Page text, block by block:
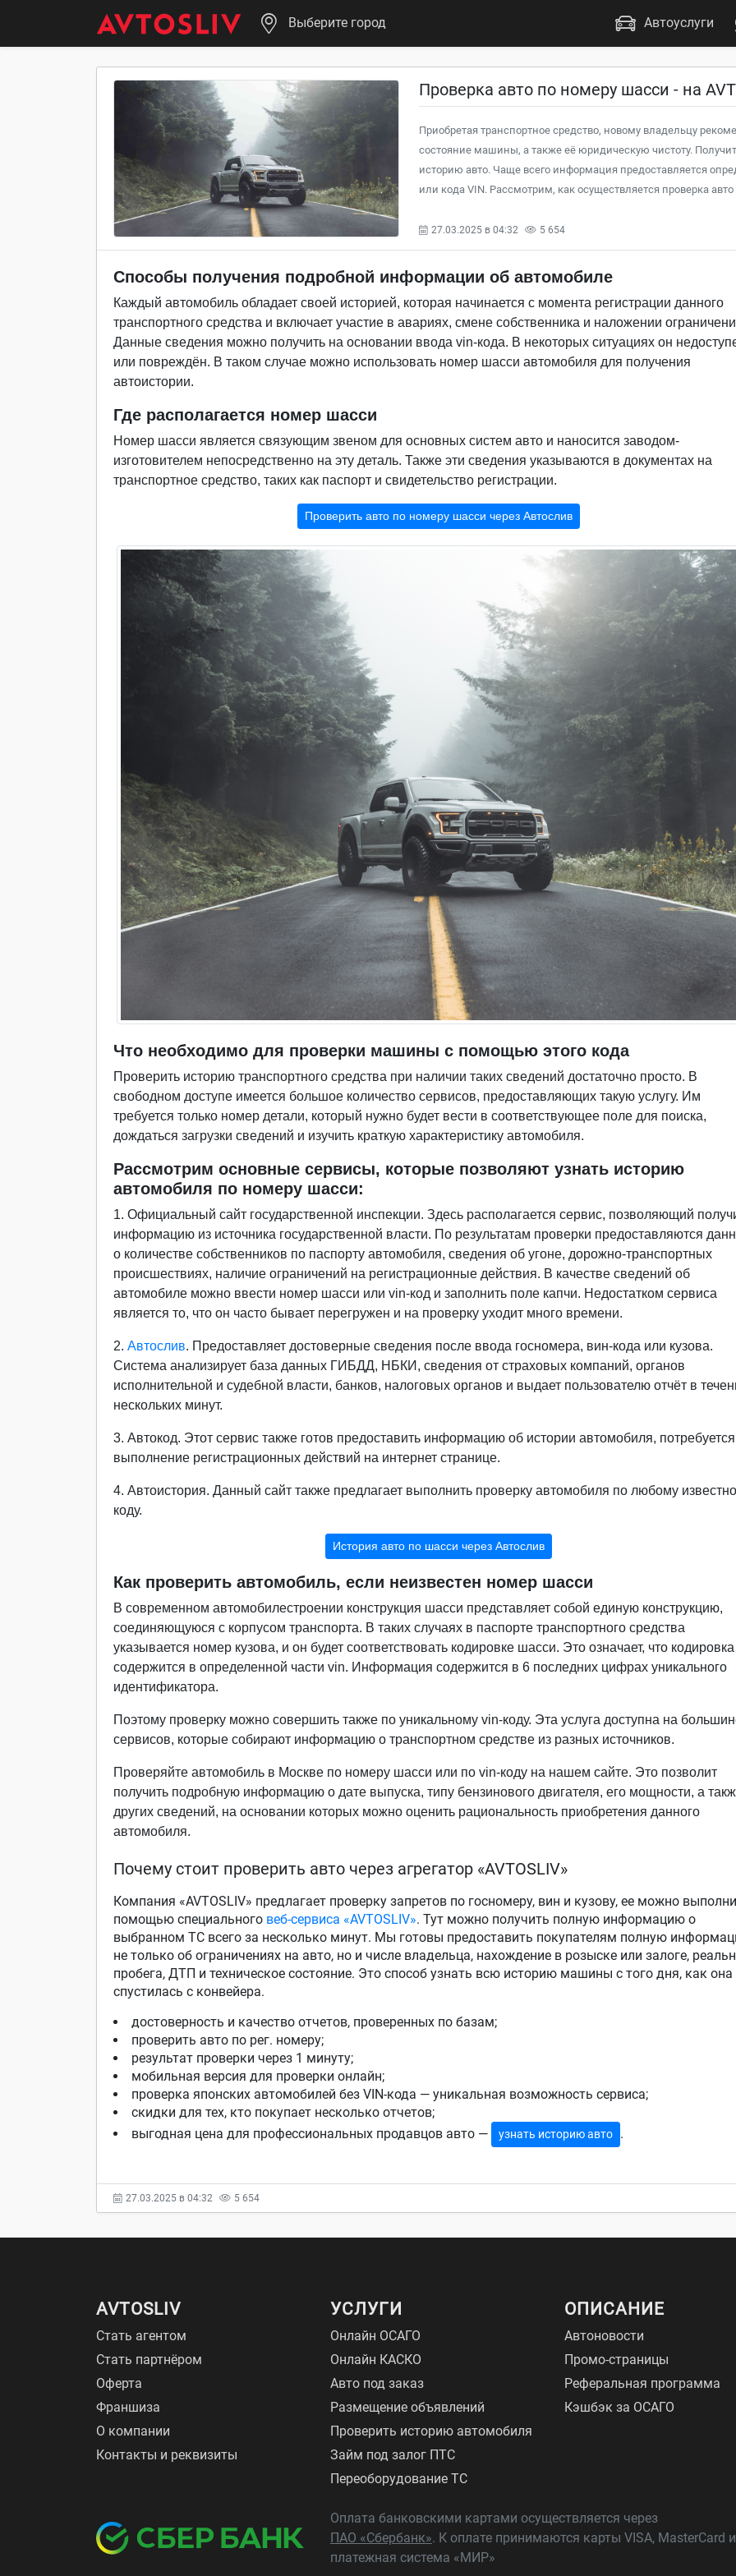
Выберите город Автоуслуги
Проверка авто по номеру шасси - на
Приобретая транспортное средство, новому владельцу
состояние машины, а также её юридическую чистоту.
историю авто. Чаще всего информация предоставляется
или кода VIN. Рассмотрим, как осуществляется проверка
27.03.2025 в 04:32 5 654
Способы получения подробной информации об автомобиле
Каждый автомобиль обладает своей историей, которая начинается с момента регистрации данного
транспортного средства и включает участие в авариях, смене собственника и наложении
Данные сведения можно получить на основании ввода vin-кода. В некоторых ситуациях он
или повреждён. В таком случае можно использовать номер шасси автомобиля для получения
автоистории.
Где располагается номер шасси
Номер шасси является связующим звеном для основных систем авто и наносится заводом-
изготовителем непосредственно на эту деталь. Также эти сведения указываются в документах на
транспортное средство, таких как паспорт и свидетельство регистрации.
Проверить авто по номеру шасси через Автослив
Что необходимо для проверки машины с помощью этого кода
Проверить историю транспортного средства при наличии таких сведений достаточно просто. В
свободном доступе имеется большое количество сервисов, предоставляющих такую услугу. Им
требуется только номер детали, который нужно будет вести в соответствующее поле для поиска,
дождаться загрузки сведений и изучить краткую характеристику автомобиля.
Рассмотрим основные сервисы, которые позволяют узнать историю
автомобиля по номеру шасси:
1. Официальный сайт государственной инспекции. Здесь располагается сервис, позволяющий
информацию из источника государственной власти. По результатам проверки предоставляются
о количестве собственников по паспорту автомобиля, сведения об угоне, дорожно-транспортных
происшествиях, наличие ограничений на регистрационные действия. В качестве сведений об
автомобиле можно ввести номер шасси или vin-код и заполнить поле капчи. Недостатком сервиса
является то, что он часто бывает перегружен и на проверку уходит много времени.
2. Автослив. Предоставляет достоверные сведения после ввода госномера, вин-кода или кузова.
Система анализирует база данных ГИБДД, НБКИ, сведения от страховых компаний, органов
исполнительной и судебной власти, банков, налоговых органов и выдает пользователю отчёт в
нескольких минут.
3. Автокод. Этот сервис также готов предоставить информацию об истории автомобиля, потребуется
выполнение регистрационных действий на интернет странице.
4. Автоистория. Данный сайт также предлагает выполнить проверку автомобиля по любому
коду.
История авто по шасси через Автослив
Как проверить автомобиль, если неизвестен номер шасси
В современном автомобилестроении конструкция шасси представляет собой единую конструкцию,
соединяющуюся с корпусом транспорта. В таких случаях в паспорте транспортного средства
указывается номер кузова, и он будет соответствовать кодировке шасси. Это означает, что кодировка
содержится в определенной части vin. Информация содержится в 6 последних цифрах уникального
идентификатора.
Поэтому проверку можно совершить также по уникальному vin-коду. Эта услуга доступна на
сервисов, которые собирают информацию о транспортном средстве из разных источников.
Проверяйте автомобиль в Москве по номеру шасси или по vin-коду на нашем сайте. Это позволит
получить подробную информацию о дате выпуска, типу бензинового двигателя, его мощности, а
других сведений, на основании которых можно оценить рациональность приобретения данного
автомобиля.
Почему стоит проверить авто через агрегатор «AVTOSLIV»
Компания «AVTOSLIV» предлагает проверку запретов по госномеру, вин и кузову, ее можно
помощью специального веб-сервиса «AVTOSLIV». Тут можно получить полную информацию о
выбранном ТС всего за несколько минут. Мы готовы предоставить покупателям полную
не только об ограничениях на авто, но и числе владельца, нахождение в розыске или залоге,
пробега, ДТП и техническое состояние. Это способ узнать всю историю машины с того дня, как она
спустилась с конвейера.
достоверность и качество отчетов, проверенных по базам;
проверить авто по рег. номеру;
результат проверки через 1 минуту;
мобильная версия для проверки онлайн;
проверка японских автомобилей без VIN-кода — уникальная возможность сервиса;
скидки для тех, кто покупает несколько отчетов;
выгодная цена для профессиональных продавцов авто —
узнать историю авто .
27.03.2025 в 04:32 5 654
AVTOSLIV
Стать агентом
Стать партнёром
Оферта
Франшиза
О компании
Контакты и реквизиты
УСЛУГИ
Онлайн ОСАГО
Онлайн КАСКО
Авто под заказ
Размещение объявлений
Проверить историю автомобиля
Займ под залог ПТС
Переоборудование ТС
ОПИСАНИЕ
Автоновости
Промо-страницы
Реферальная программа
Кэшбэк за ОСАГО
Оплата банковскими картами осуществляется через
ПАО «Сбербанк». К оплате принимаются карты VISA, MasterCard и
платежная система «МИР»